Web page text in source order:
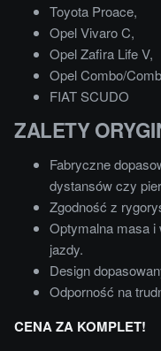
Toyota Proace,
Opel Vivaro C,
Opel Zafira Life V,
Opel Combo/
FIAT SCUDO
ZALETY
Fabryczne
dystansów czy
Zgodność z
Optymalna masa i
jazdy.
Design
Odporność na
CENA ZA KOMPLET!